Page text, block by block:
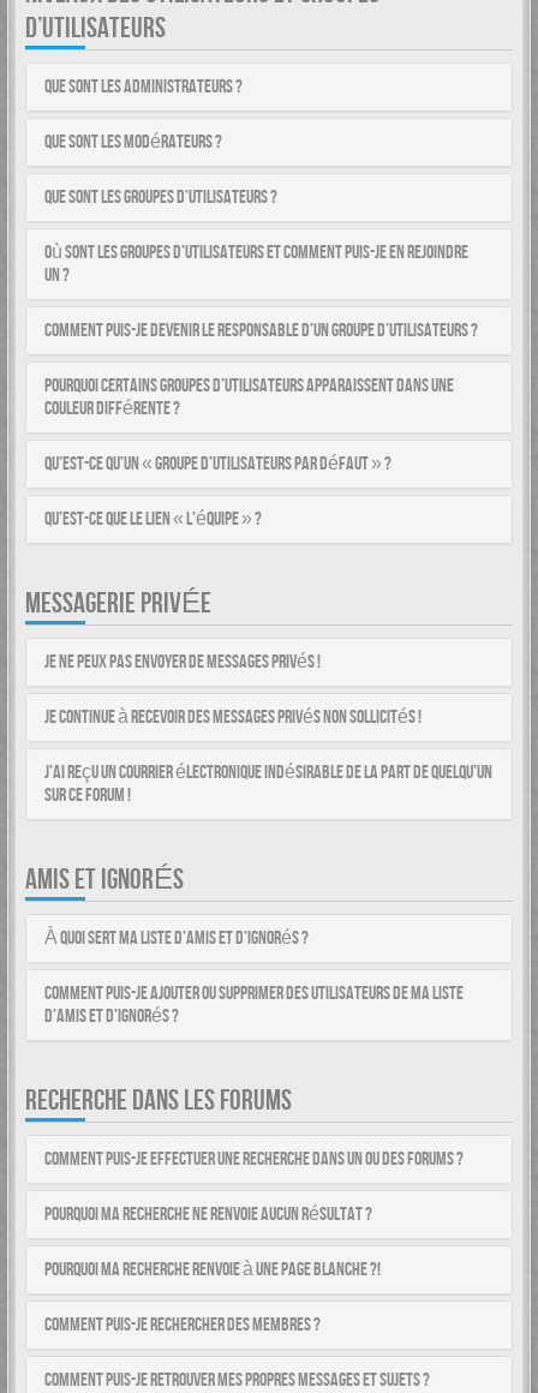
D’UTILISATEURS
Que sont les administrateurs ?
Que sont les modérateurs ?
Que sont les groupes d’utilisateurs ?
Où sont les groupes d’utilisateurs et comment puis-je en rejoindre
un ?
Comment puis-je devenir le responsable d’un groupe d’utilisateurs ?
Pourquoi certains groupes d’utilisateurs apparaissent dans une
couleur différente ?
Qu’est-ce qu’un « groupe d’utilisateurs par défaut » ?
Qu’est-ce que le lien « L’équipe » ?
MESSAGERIE PRIVÉE
Je ne peux pas envoyer de messages privés !
Je continue à recevoir des messages privés non sollicités !
J’ai reçu un courrier électronique indésirable de la part de quelqu’un
sur ce forum !
AMIS ET IGNORÉS
À quoi sert ma liste d’amis et d’ignorés ?
Comment puis-je ajouter ou supprimer des utilisateurs de ma liste
d’amis et d’ignorés ?
RECHERCHE DANS LES FORUMS
Comment puis-je effectuer une recherche dans un ou des forums ?
Pourquoi ma recherche ne renvoie aucun résultat ?
Pourquoi ma recherche renvoie à une page blanche ?!
Comment puis-je rechercher des membres ?
Comment puis-je retrouver mes propres messages et sujets ?